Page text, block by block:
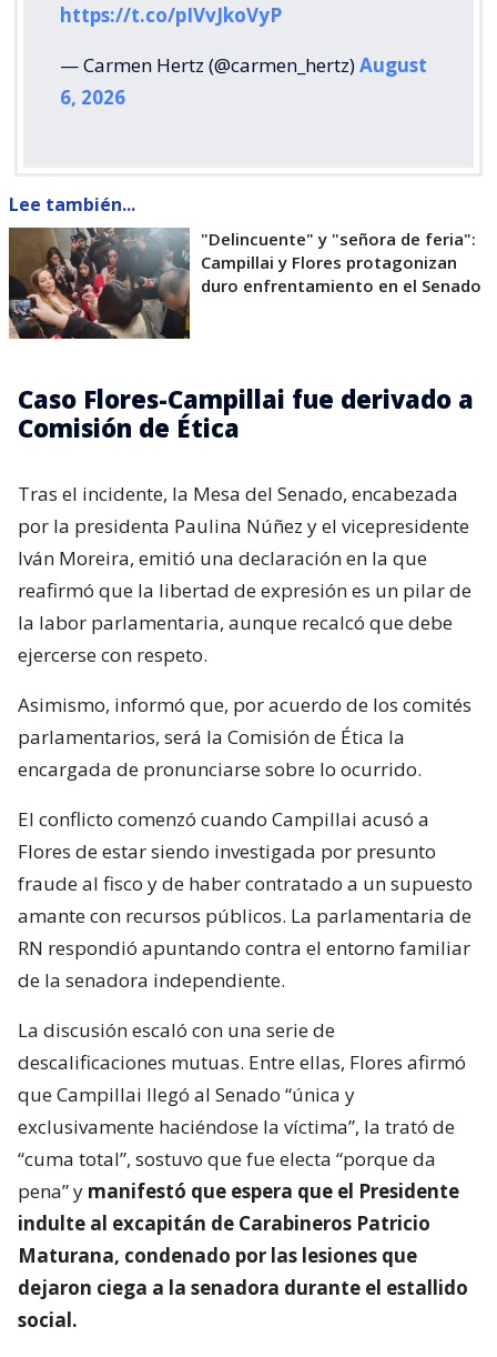
https://t.co/pIVvJkoVyP
— Carmen Hertz (@carmen_hertz)August
6, 2026
Lee también...
"Delincuente" y "señora de feria":
Campillai y Flores protagonizan
duro enfrentamiento en el Senado
Caso Flores-Campillai fue derivado a
Comisión de Ética
Tras el incidente, la Mesa del Senado, encabezada
por la presidenta Paulina Núñez y el vicepresidente
Iván Moreira, emitió una declaración en la que
reafirmó que la libertad de expresión es un pilar de
la labor parlamentaria, aunque recalcó que debe
ejercerse con respeto.
Asimismo, informó que, por acuerdo de los comités
parlamentarios, será la Comisión de Ética la
encargada de pronunciarse sobre lo ocurrido.
El conflicto comenzó cuando Campillai acusó a
Flores de estar siendo investigada por presunto
fraude al fisco y de haber contratado a un supuesto
amante con recursos públicos. La parlamentaria de
RN respondió apuntando contra el entorno familiar
de la senadora independiente.
La discusión escaló con una serie de
descalificaciones mutuas. Entre ellas, Flores afirmó
que Campillai llegó al Senado “única y
exclusivamente haciéndose la víctima”, la trató de
“cuma total”, sostuvo que fue electa “porque da
pena” y manifestó que espera que el Presidente
indulte al excapitán de Carabineros Patricio
Maturana, condenado por las lesiones que
dejaron ciega a la senadora durante el estallido
social.